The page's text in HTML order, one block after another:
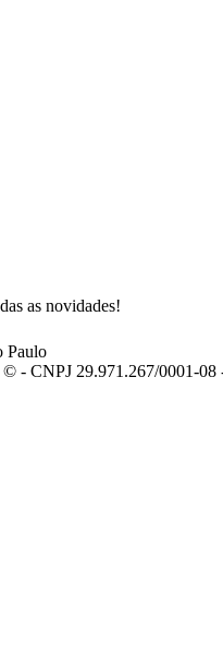
as novidades!
Paulo
- CNPJ 29.971.267/0001-08